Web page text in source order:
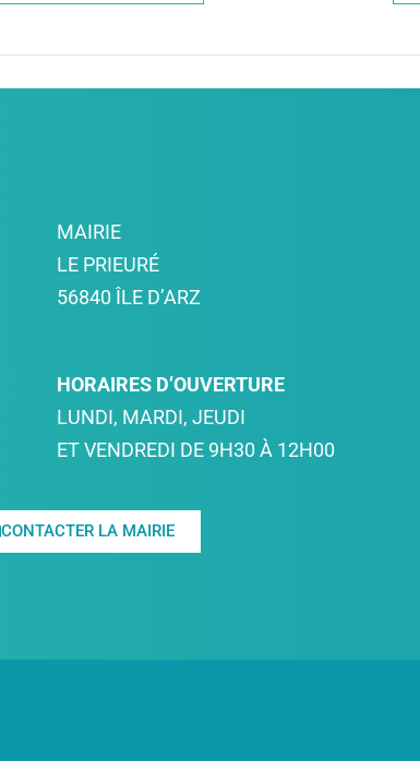
MAIRIE
LE PRIEURÉ
56840 ÎLE D’ARZ
HORAIRES D’OUVERTURE
LUNDI, MARDI, JEUDI
ET VENDREDI DE 9H30 À 12H00
CONTACTER LA MAIRIE